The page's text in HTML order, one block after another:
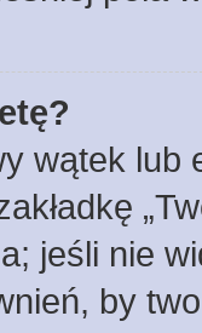
wątek lub
jeśli nie
by